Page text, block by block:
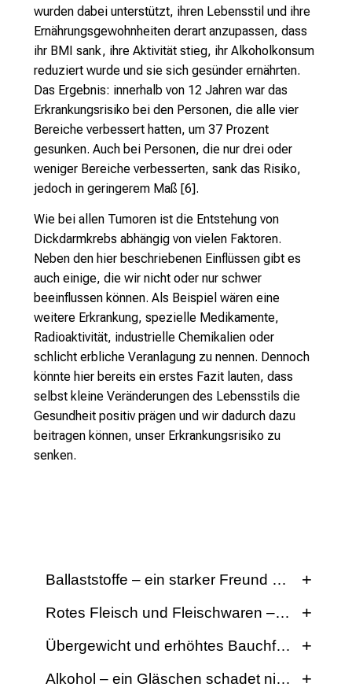
wurden dabei unterstützt, ihren Lebensstil und ihre
Ernährungsgewohnheiten derart anzupassen, dass
ihr BMI sank, ihre Aktivität stieg, ihr Alkoholkonsum
reduziert wurde und sie sich gesünder ernährten.
Das Ergebnis: innerhalb von 12 Jahren war das
Erkrankungsrisiko bei den Personen, die alle vier
Bereiche verbessert hatten, um 37 Prozent
gesunken. Auch bei Personen, die nur drei oder
weniger Bereiche verbesserten, sank das Risiko,
jedoch in geringerem Maß [6].
Wie bei allen Tumoren ist die Entstehung von
Dickdarmkrebs abhängig von vielen Faktoren.
Neben den hier beschriebenen Einflüssen gibt es
auch einige, die wir nicht oder nur schwer
beeinflussen können. Als Beispiel wären eine
weitere Erkrankung, spezielle Medikamente,
Radioaktivität, industrielle Chemikalien oder
schlicht erbliche Veranlagung zu nennen. Dennoch
könnte hier bereits ein erstes Fazit lauten, dass
selbst kleine Veränderungen des Lebensstils die
Gesundheit positiv prägen und wir dadurch dazu
beitragen können, unser Erkrankungsrisiko zu
senken.
Ballaststoffe – ein starker Freund bei der
Ballaststoffe nehmen wir über pflanzliche
reich an Ballaststoffen sind beispielsweise die
Rotes Fleisch und Fleischwaren – Wie viel
Unter „rotem Fleisch“ versteht man zumeist das
Fleisch von (domestizierten) Rindern,
Schweinen, Schafen und Ziegen. Im Rahmen
Übergewicht und erhöhtes Bauchfett als
Besonders in den letzten Jahren ist die
Alkohol – ein Gläschen schadet nicht?